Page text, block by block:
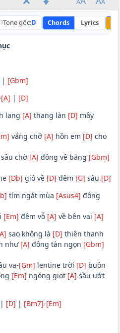
Tone gốc:D Chords Lyrics
| [Gbm]
[A] | [D]
lang [A] thang làn [D] mây
vắng chở [A] hồn em [D] cho
chờ [A] đông về băng [Gbm]
[Db] gió về [D] đêm [G] sâu.[D]
tím ngắt mùa [Asus4] đông
[Em] đêm vỗ [A] về bên vai [A]
sao không là [D] thiên thanh
như [A] đông tàn ngọn [Gbm]
va-[Gm] lentine trời [D] buồn
[Em] ngóng giọt [A] sầu ướt
| [D] | [Bm7]-[Em]